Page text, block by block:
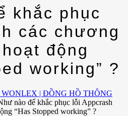
khắc phục
các chương
động
working” ?
| ĐỒNG HỒ THÔNG
nào để khắc phục lỗi Appcrash
“Has Stopped working” ?